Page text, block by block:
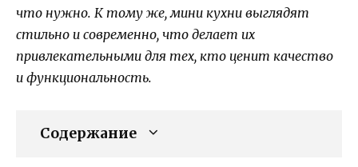
что нужно. К тому же, мини кухни выглядят
стильно и современно, что делает их
привлекательными для тех, кто ценит качество
и функциональность.
Содержание